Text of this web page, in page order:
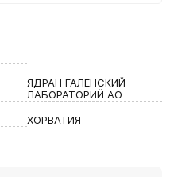
ЯДРАН ГАЛЕНСКИЙ
ЛАБОРАТОРИЙ АО
ХОРВАТИЯ